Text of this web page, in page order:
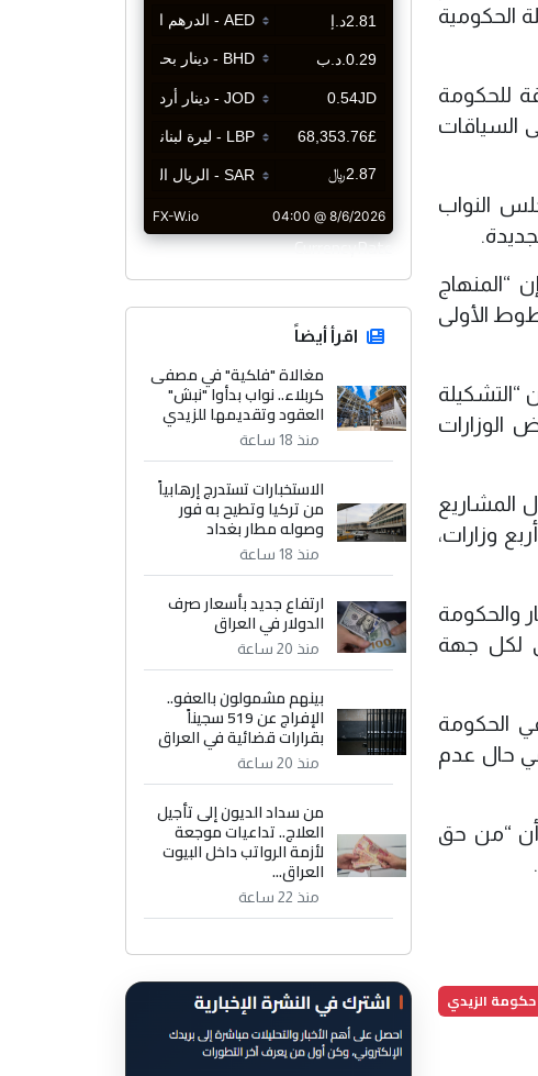
الحكومية
للحكومة
السياقات
النواب
“المنهاج
الأولى
“التشكيلة
الوزارات
المشاريع
وحصل على أربع وزارات،
والحكومة
لكل جهة
الحكومة
حال عدم
أن “من حق
حكومة الزيدي
CurrencyRate
اقرأ أيضاً
مغالاة "فلكية" في مصفى
كربلاء.. نواب بدأوا "نبش"
العقود وتقديمها للزيدي
منذ 18 ساعة
الاستخبارات تستدرج إرهابياً
من تركيا وتطيح به فور
وصوله مطار بغداد
منذ 18 ساعة
ارتفاع جديد بأسعار صرف
الدولار في العراق
منذ 20 ساعة
بينهم مشمولون بالعفو..
الإفراج عن 519 سجيناً
بقرارات قضائية في العراق
منذ 20 ساعة
من سداد الديون إلى تأجيل
العلاج.. تداعيات موجعة
لأزمة الرواتب داخل البيوت
العراق...
منذ 22 ساعة